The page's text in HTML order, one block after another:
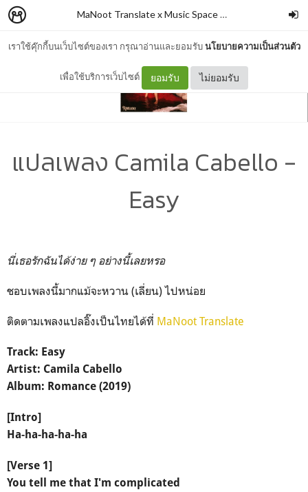
เราใช้คุ๊กกี้บนเว็บไซต์ของเรา กรุณาอ่านและยอมรับนโยบายความเป็นส่วนตัว
เพื่อใช้บริการเว็บไซต์ ยอมรับ ไม่ยอมรับ
MaNoot Translate x Music Space #1 cocococoayeah
แปลเพลง Camila Cabello -
Easy
นี่เธอรักฉันได้ง่าย ๆ อย่างนี้เลยหรอ
ชอบเพลงนี้มากแม้จะหวาน (เลี่ยน) ไปหน่อย
ติดตามเพลงแปลอิ๊งเป็นไทยได้ที่ MaNoot Translate
Track: Easy
Artist: Camila Cabello
Album: Romance (2019)
[Intro]
Ha-ha-ha-ha-ha
[Verse 1]
You tell me that I'm complicated